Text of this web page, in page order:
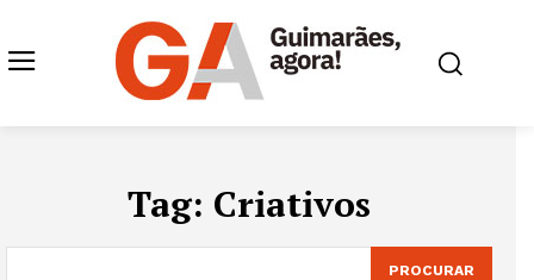
Tag: Criativos
PROCURAR